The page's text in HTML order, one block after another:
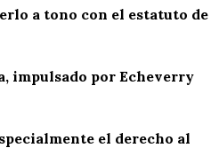
a tono con el estatuto de
impulsado por Echeverry
el derecho al